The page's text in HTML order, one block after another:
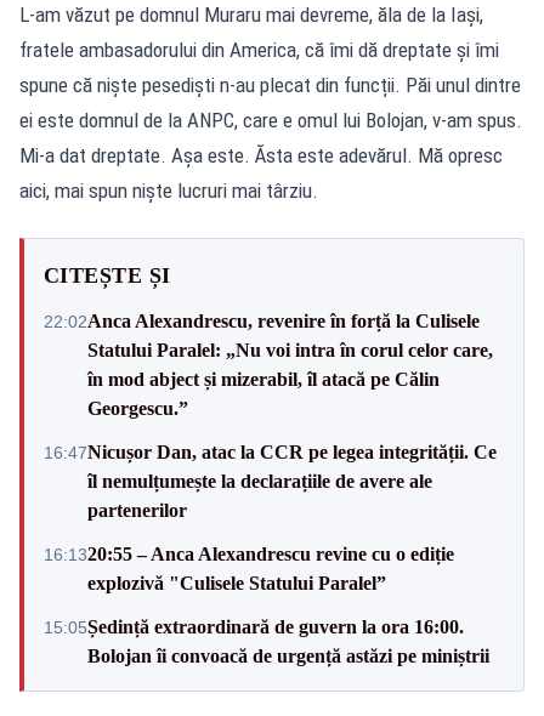
L-am văzut pe domnul Muraru mai devreme, ăla de la Iași,
fratele ambasadorului din America, că îmi dă dreptate și îmi
spune că niște pesediști n-au plecat din funcții. Păi unul dintre
ei este domnul de la ANPC, care e omul lui Bolojan, v-am spus.
Mi-a dat dreptate. Așa este. Ăsta este adevărul. Mă opresc
aici, mai spun niște lucruri mai târziu.
CITEȘTE ȘI
22:02Anca Alexandrescu, revenire în forță la Culisele
Statului Paralel: „Nu voi intra în corul celor care,
în mod abject și mizerabil, îl atacă pe Călin
Georgescu.”
16:47Nicușor Dan, atac la CCR pe legea integrității. Ce
îl nemulțumește la declarațiile de avere ale
partenerilor
16:1320:55 – Anca Alexandrescu revine cu o ediție
explozivă "Culisele Statului Paralel”
15:05Ședință extraordinară de guvern la ora 16:00.
Bolojan îi convoacă de urgență astăzi pe miniștrii